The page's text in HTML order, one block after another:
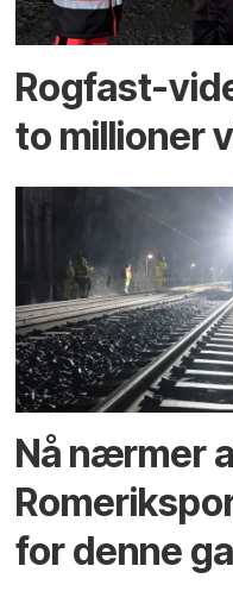
Rogfast-
to millioner
Nå nærmer
for denne